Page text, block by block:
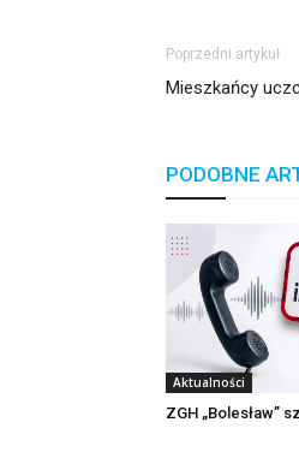
Poprzedni artykuł
Mieszkańcy
PODOBNE
Aktualności
ZGH „Bolesław”